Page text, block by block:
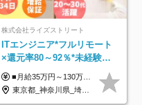
株式会社ライズストリート
ITエンジニア*フルリモート
×還元率80～92％*未経験歓
迎*年休134日*月給35万～*
定着率100%
■月給35万円～130万円＋賞与年2回＋各種手当 ※システムエンジニアの経験をお持ちの方は月給41万円以上＋賞与年2回（108万円～）＋手当 ■単価（年収）アップのチャンスは最大年12回 ※残業代は1分単位で100％全額支給。サービス残業などは一切ありません ※試用期間6ヵ月（試用期間中の待遇・給与に差はありません）
東京都_神奈川県_埼玉県_千葉県_大阪府_愛知県_北海道_青森県_岩手県_宮城県_秋田県_山形県_福島県_茨城県_栃木県_群馬県_新潟県_山梨県_長野県_富山県_石川県_福井県_静岡県_岐阜県_三重県_兵庫県_京都府_滋賀県_奈良県_和歌山県_広島県_岡山県_鳥取県_島根県_山口県_徳島県_香川県_愛媛県_高知県_福岡県_熊本県_佐賀県_長崎県_大分県_宮崎県_鹿児島県_沖縄県